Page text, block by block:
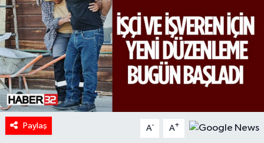
Paylaş A- A+
HABERDE İNSAN
İlginç
KÜLTÜR SANAT
MAGAZİN